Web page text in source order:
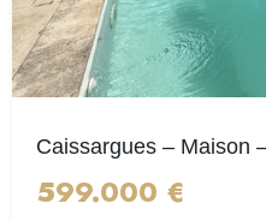
Caissargues – Maison
599.000 €